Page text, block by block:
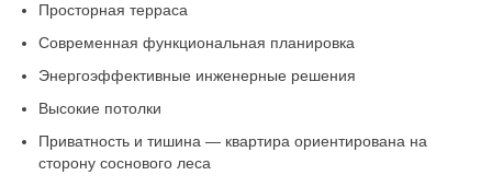
Просторная терраса
Современная функциональная планировка
Энергоэффективные инженерные решения
Высокие потолки
Приватность и тишина — квартира ориентирована на
сторону соснового леса